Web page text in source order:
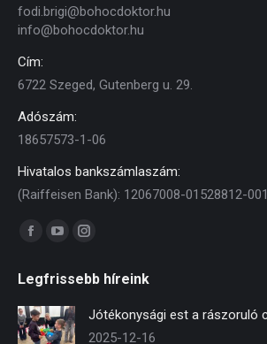
fodi.brigi@bohocdoktor.hu
info@bohocdoktor.hu
Cím:
6722 Szeged, Gutenberg u. 29.
Adószám:
18657573-1-06
Hivatalos bankszámlaszám:
(Raiffeisen Bank): 12067008-01528812-
Find us on:
Facebook
opens
in
new
YouTube
opens
in
new
Instagram
opens
new
Legfrissebb híreink
Jótékonysági est a rászoruló
2025-12-16